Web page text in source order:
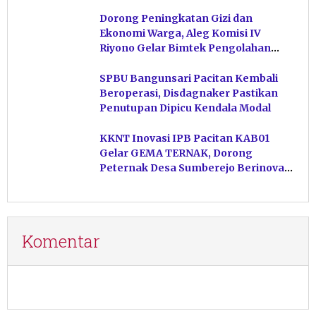
Dorong Peningkatan Gizi dan
Ekonomi Warga, Aleg Komisi IV
Riyono Gelar Bimtek Pengolahan
SPBU Bangunsari Pacitan Kembali
Beroperasi, Disdagnaker Pastikan
Penutupan Dipicu Kendala Modal
KKNT Inovasi IPB Pacitan KAB01
Gelar GEMA TERNAK, Dorong
Peternak Desa Sumberejo Berinovasi
Komentar